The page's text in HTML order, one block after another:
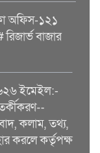
অফিস-১২১
বাজার
ইমেইল:-
কলাম, তথ্য,
করলে কর্তৃপক্ষ